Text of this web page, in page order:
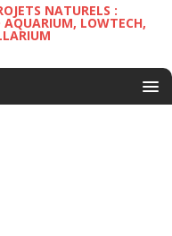
NATURELS :
AQUARIUM, LOWTECH,